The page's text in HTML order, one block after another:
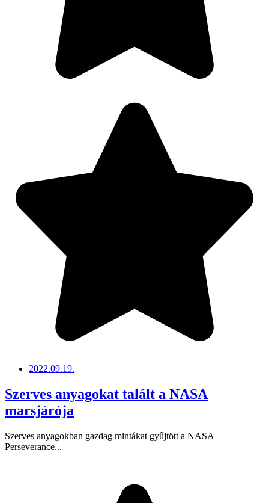
2022.09.19.
Szerves anyagokat talált a NASA
marsjárója
Szerves anyagokban gazdag mintákat gyűjtött a NASA
Perseverance...